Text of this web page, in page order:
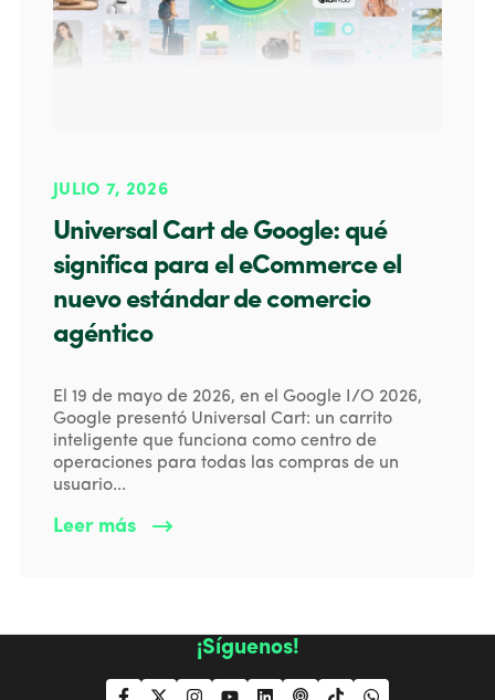
JULIO 7, 2026
Universal Cart de Google: qué
significa para el eCommerce el
nuevo estándar de comercio
agéntico
El 19 de mayo de 2026, en el Google I/O 2026,
Google presentó Universal Cart: un carrito
inteligente que funciona como centro de
operaciones para todas las compras de un
usuario...
Leer más
¡Síguenos!